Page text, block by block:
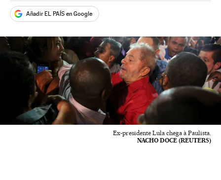
Añadir EL PAÍS en Google
Ex-presidente Lula chega à Paulista.
NACHO DOCE (REUTERS)